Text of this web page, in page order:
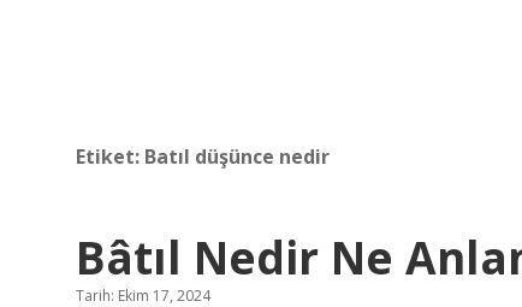
Etiket: Batıl düşünce nedir
Bâtıl Nedir Ne
Tarih: Ekim 17, 2024